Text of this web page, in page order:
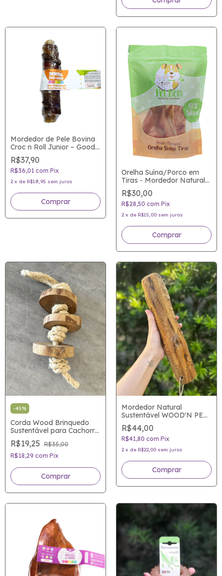
Mordedor de Pele Bovina
Croc n Roll Junior – Good
Lovin
R$37,90
R$36,01 com Pix
2 x de R$18,95 sem juros
Orelha Suína/Porco em
Tiras - Mordedor Natural
para Cães
R$30,00
R$28,50 com Pix
2 x de R$15,00 sem juros
-45%
Corda Wood Brinquedo
Sustentável para Cachorro
WOOD'N PETS - Madeira
de Café
R$19,25 R$35,00
R$18,29 com Pix
Comprar
Mordedor Natural
Sustentável WOOD'N PETS
EXTREME - Madeira de
Café - A nova mania dos
roedores de plantão!
R$44,00
R$41,80 com Pix
2 x de R$22,00 sem juros